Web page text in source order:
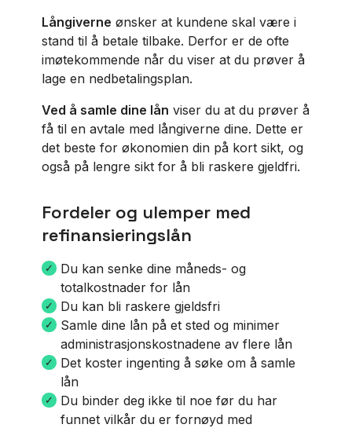
Långiverne ønsker at kundene skal være i
stand til å betale tilbake. Derfor er de ofte
imøtekommende når du viser at du prøver å
lage en nedbetalingsplan.
Ved å samle dine lån viser du at du prøver å
få til en avtale med långiverne dine. Dette er
det beste for økonomien din på kort sikt, og
også på lengre sikt for å bli raskere gjeldfri.
Fordeler og ulemper med
refinansieringslån
Du kan senke dine måneds- og
totalkostnader for lån
Du kan bli raskere gjeldsfri
Samle dine lån på et sted og minimer
administrasjonskostnadene av flere lån
Det koster ingenting å søke om å samle
lån
Du binder deg ikke til noe før du har
funnet vilkår du er fornøyd med